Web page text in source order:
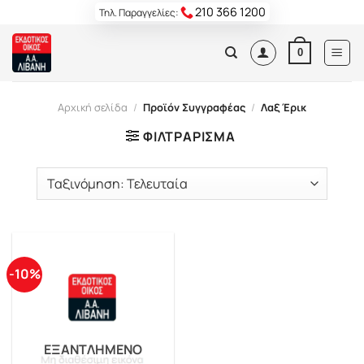
content
Τηλ. Παραγγελίες: 210 366 1200
0
Αρχική σελίδα / Προϊόν Συγγραφέας / Λαξ Έρικ
ΦΙΛΤΡΆΡΙΣΜΑ
-10%
ΕΞΑΝΤΛΗΜΈΝΟ